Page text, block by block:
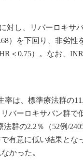
対し、リバーロキサ
）を下回り、非劣性
＜0.75）。なお、
は、標準療法群の
バーロキサバン群で
群の2.2％（52例/
有意に低い結果とな
かった。